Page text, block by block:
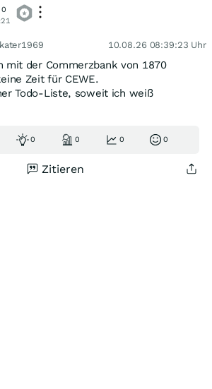
0
10.08.26 08:39:23 Uhr
mit der Commerzbank von 1870
Zeit für CEWE.
Todo-Liste, soweit ich weiß
0 0 0 0
Zitieren